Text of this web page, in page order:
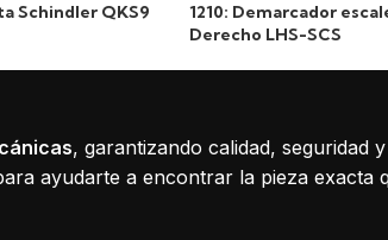
Schindler QKS9
1210: Demarcador
Derecho LHS-SCS
, garantizando calidad, seguridad
ayudarte a encontrar la pieza exacta